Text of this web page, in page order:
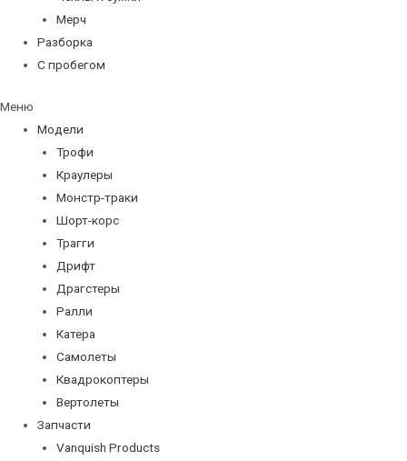
Мерч
Разборка
С пробегом
Меню
Модели
Трофи
Краулеры
Монстр-траки
Шорт-корс
Трагги
Дрифт
Драгстеры
Ралли
Катера
Самолеты
Квадрокоптеры
Вертолеты
Запчасти
Vanquish Products